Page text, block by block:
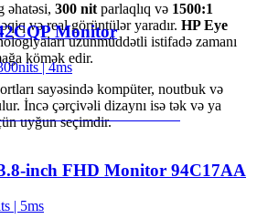
əhatəsi, 300 nit parlaqlıq və 1500:1
və real görüntülər yaradır. HP Eye
uzunmüddətli istifadə zamanı
kömək edir.
sayəsində kompüter, noutbuk və
İncə çərçivəli dizaynı isə tək və ya
uyğun seçimdir.
Monitor
| 4ms
inch FHD Monitor 94C17AA
| 5ms